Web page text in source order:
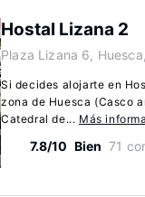
Hostal Lizana 2
Plaza Lizana 6,
Si decides alojarte en
zona de Huesca (Casco
Catedral de... Más
7.8/10 Bien 71